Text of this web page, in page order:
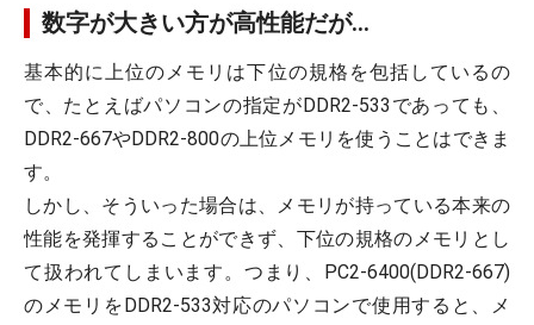
数字が大きい方が高性能だが…
基本的に上位のメモリは下位の規格を包括しているの
で、たとえばパソコンの指定がDDR2-533であっても、
DDR2-667やDDR2-800の上位メモリを使うことはできま
す。
しかし、そういった場合は、メモリが持っている本来の
性能を発揮することができず、下位の規格のメモリとし
て扱われてしまいます。つまり、PC2-6400(DDR2-667)
のメモリをDDR2-533対応のパソコンで使用すると、メ